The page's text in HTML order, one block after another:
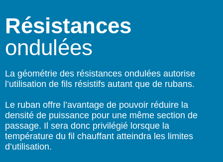
Résistances
ondulées
La géométrie des résistances ondulées autorise
l’utilisation de fils résistifs autant que de rubans.
Le ruban offre l’avantage de pouvoir réduire la
densité de puissance pour une même section de
passage. Il sera donc privilégié lorsque la
température du fil chauffant atteindra les limites
d’utilisation.